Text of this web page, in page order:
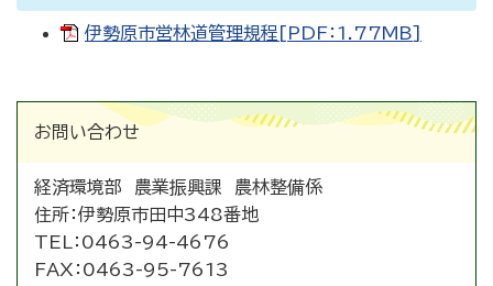
伊勢原市営林道管理規程[PDF：1.77MB]
お問い合わせ
経済環境部 農業振興課 農林整備係
住所：伊勢原市田中348番地
TEL： 0463-94-4676
FAX： 0463-95-7613